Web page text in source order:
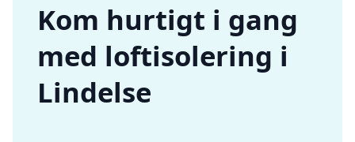
Kom hurtigt i gang
med loftisolering i
Lindelse